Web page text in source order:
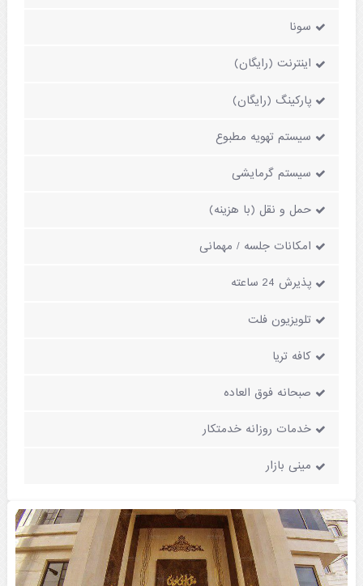
سونا
اینترنت (رایگان)
پارکینگ (رایگان)
سیستم تهویه مطبوع
سیستم گرمایشی
حمل و نقل (با هزینه)
امکانات جلسه / مهمانی
پذیرش 24 ساعته
تلویزیون فلت
کافه تریا
صبحانه فوق العاده
خدمات روزانه خدمتکار
مینی بازار